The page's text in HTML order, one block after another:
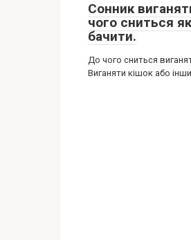
Сонник
чого сниться
бачити.
До чого сниться
Виганяти кішок або